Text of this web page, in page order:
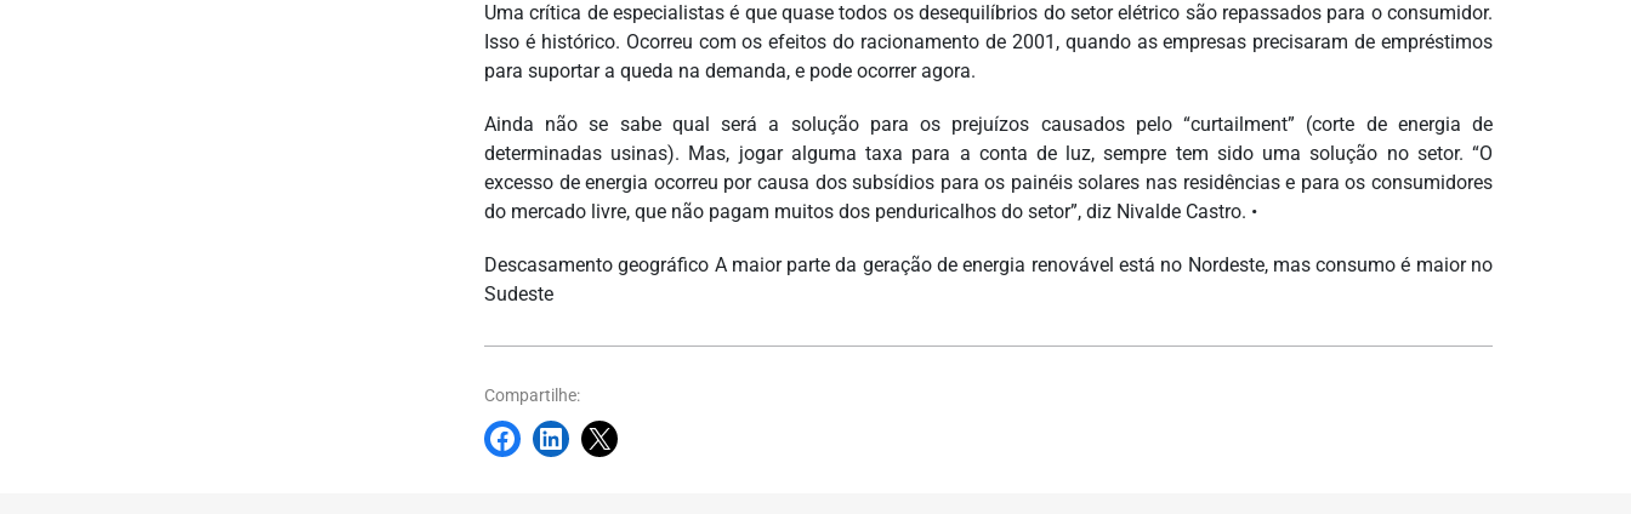
Uma crítica de especialistas é que quase todos os desequilíbrios do setor elétrico são repassados para o consumidor.
Isso é histórico. Ocorreu com os efeitos do racionamento de 2001, quando as empresas precisaram de empréstimos
para suportar a queda na demanda, e pode ocorrer agora.
Ainda não se sabe qual será a solução para os prejuízos causados pelo “curtailment” (corte de energia de
determinadas usinas). Mas, jogar alguma taxa para a conta de luz, sempre tem sido uma solução no setor. “O
excesso de energia ocorreu por causa dos subsídios para os painéis solares nas residências e para os consumidores
do mercado livre, que não pagam muitos dos penduricalhos do setor”, diz Nivalde Castro. •
Descasamento geográfico A maior parte da geração de energia renovável está no Nordeste, mas consumo é maior no
Sudeste
Compartilhe: